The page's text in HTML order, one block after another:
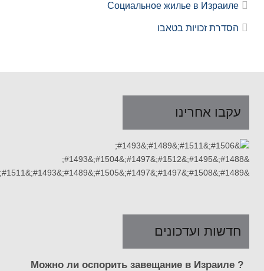
Социальное жилье в Израиле
הסדרת זכויות בטאבו
עקבו אחרינו
חדשות ועדכונים
? Можно ли оспорить завещание в Израиле